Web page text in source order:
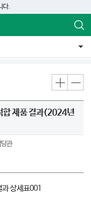
다.
합 제품 결과(2024년
관